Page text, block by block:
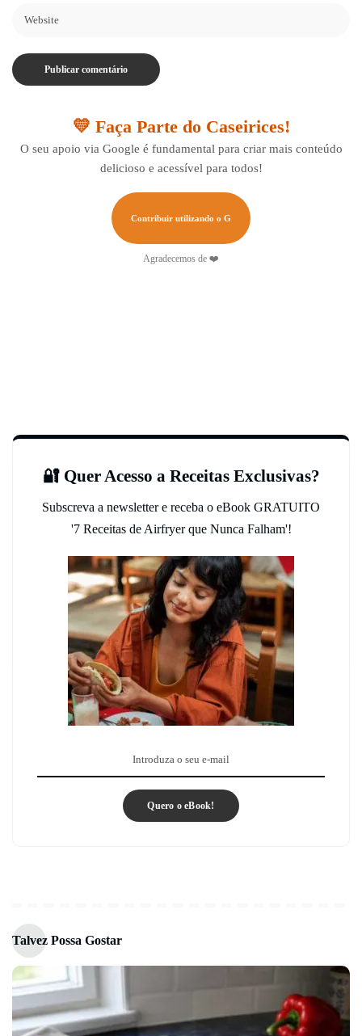
💛 Faça Parte do Caseirices!
O seu apoio via Google é fundamental para criar mais conteúdo
delicioso e acessível para todos!
Contribuir utilizando o G
Agradecemos de ❤️
🔐 Quer Acesso a Receitas Exclusivas?
Subscreva a newsletter e receba o eBook GRATUITO
'7 Receitas de Airfryer que Nunca Falham'!
Quero o eBook!
Talvez Possa Gostar